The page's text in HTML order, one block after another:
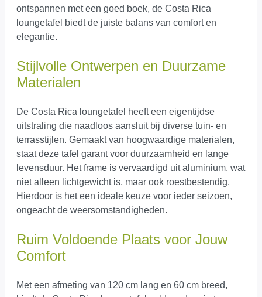
ontspannen met een goed boek, de Costa Rica
loungetafel biedt de juiste balans van comfort en
elegantie.
Stijlvolle Ontwerpen en Duurzame
Materialen
De Costa Rica loungetafel heeft een eigentijdse
uitstraling die naadloos aansluit bij diverse tuin- en
terrasstijlen. Gemaakt van hoogwaardige materialen,
staat deze tafel garant voor duurzaamheid en lange
levensduur. Het frame is vervaardigd uit aluminium, wat
niet alleen lichtgewicht is, maar ook roestbestendig.
Hierdoor is het een ideale keuze voor ieder seizoen,
ongeacht de weersomstandigheden.
Ruim Voldoende Plaats voor Jouw
Comfort
Met een afmeting van 120 cm lang en 60 cm breed,